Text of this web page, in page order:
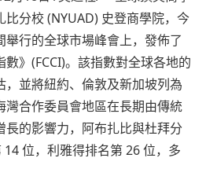
分校 (NYUAD) 史登商學院，今
舉行的全球市場峰會上，發佈了
》(FCCI)。該指數對全球各地的
，並將紐約、倫敦及新加坡列為
灣合作委員會地區在長期由傳統
的影響力，阿布扎比與杜拜分
位，利雅得排名第 26 位，多